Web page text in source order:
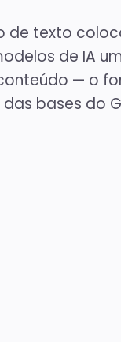
de texto
de IA
— o
bases do